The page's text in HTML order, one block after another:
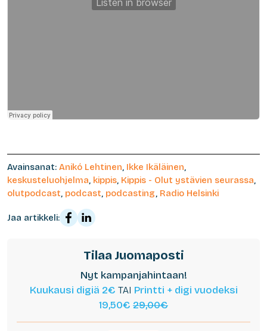
Avainsanat: Anikó Lehtinen, Ikke Ikäläinen,
keskusteluohjelma, kippis, Kippis - Olut ystävien seurassa,
olutpodcast, podcast, podcasting, Radio Helsinki
Jaa artikkeli:
Tilaa Juomaposti
Nyt kampanjahintaan!
Kuukausi digiä 2€ TAI Printti + digi vuodeksi
19,50€ 29,00€